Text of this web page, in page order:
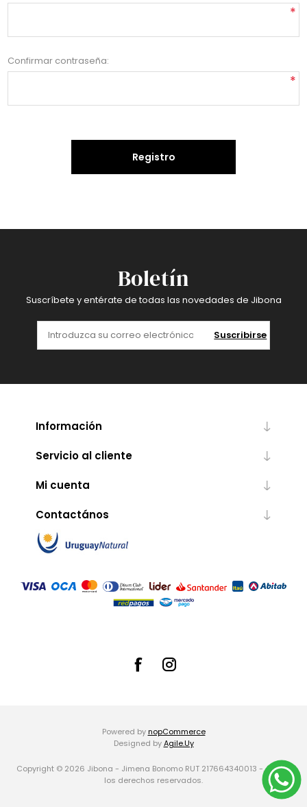
*
Confirmar contraseña:
*
Registro
Boletín
Suscríbete y entérate de todas las novedades de Jibona
Suscribirse
Información
Servicio al cliente
Mi cuenta
Contactános
Powered by nopCommerce
Designed byAgile.Uy
Copyright © 2026 Jibona - Jimena Bonomo RUT 217664340013 -. Todos
los derechos reservados.